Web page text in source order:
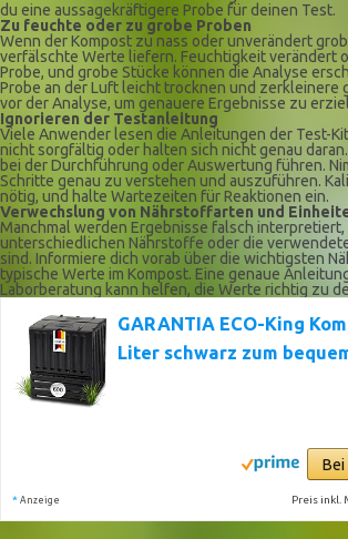
du eine aussagekräftigere Probe für deinen Test.
Zu feuchte oder zu grobe Proben
Wenn der Kompost zu nass oder unverändert
verfälschte Werte liefern. Feuchtigkeit verändert
Probe, und grobe Stücke können die Analyse
Probe an der Luft leicht trocknen und zerkleinere
vor der Analyse, um genauere Ergebnisse zu
Ignorieren der Testanleitung
Viele Anwender lesen die Anleitungen der Test-
nicht sorgfältig oder halten sich nicht genau
bei der Durchführung oder Auswertung führen.
Schritte genau zu verstehen und auszuführen.
nötig, und halte Wartezeiten für Reaktionen ein.
Verwechslung von Nährstoffarten und
Manchmal werden Ergebnisse falsch interpretiert,
unterschiedlichen Nährstoffe oder die
sind. Informiere dich vorab über die wichtigsten
typische Werte im Kompost. Eine genaue
Laborberatung kann helfen, die Werte richtig zu
GARANTIA ECO-King
Liter schwarz zum
Bei
* Anzeige Preis inkl.